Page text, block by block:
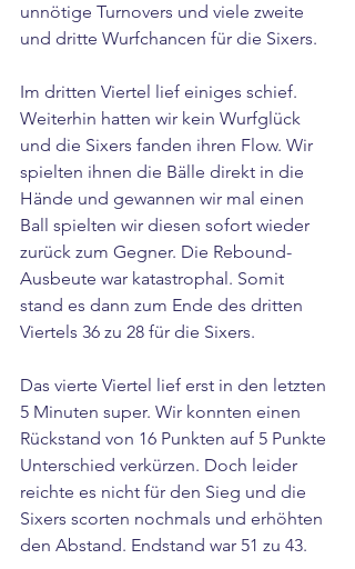
unnötige Turnovers und viele zweite
und dritte Wurfchancen für die Sixers.
Im dritten Viertel lief einiges schief.
Weiterhin hatten wir kein Wurfglück
und die Sixers fanden ihren Flow. Wir
spielten ihnen die Bälle direkt in die
Hände und gewannen wir mal einen
Ball spielten wir diesen sofort wieder
zurück zum Gegner. Die Rebound-
Ausbeute war katastrophal. Somit
stand es dann zum Ende des dritten
Viertels 36 zu 28 für die Sixers.
Das vierte Viertel lief erst in den letzten
5 Minuten super. Wir konnten einen
Rückstand von 16 Punkten auf 5 Punkte
Unterschied verkürzen. Doch leider
reichte es nicht für den Sieg und die
Sixers scorten nochmals und erhöhten
den Abstand. Endstand war 51 zu 43.